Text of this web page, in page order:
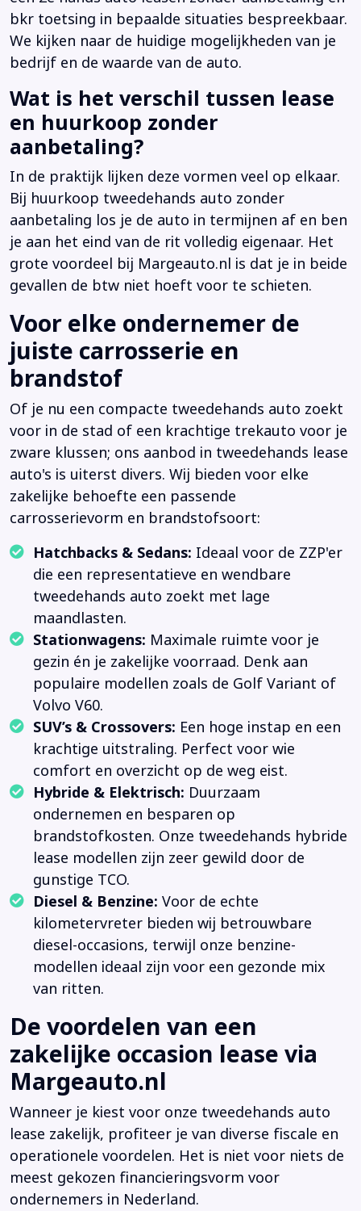
bkr toetsing in bepaalde situaties bespreekbaar.
We kijken naar de huidige mogelijkheden van je
bedrijf en de waarde van de auto.
Wat is het verschil tussen lease
en huurkoop zonder
aanbetaling?
In de praktijk lijken deze vormen veel op elkaar.
Bij huurkoop tweedehands auto zonder
aanbetaling los je de auto in termijnen af en ben
je aan het eind van de rit volledig eigenaar. Het
grote voordeel bij Margeauto.nl is dat je in beide
gevallen de btw niet hoeft voor te schieten.
Voor elke ondernemer de
juiste carrosserie en
brandstof
Of je nu een compacte tweedehands auto zoekt
voor in de stad of een krachtige trekauto voor je
zware klussen; ons aanbod in tweedehands lease
auto's is uiterst divers. Wij bieden voor elke
zakelijke behoefte een passende
carrosserievorm en brandstofsoort:
Hatchbacks & Sedans: Ideaal voor de ZZP'er
die een representatieve en wendbare
tweedehands auto zoekt met lage
maandlasten.
Stationwagens: Maximale ruimte voor je
gezin én je zakelijke voorraad. Denk aan
populaire modellen zoals de Golf Variant of
Volvo V60.
SUV’s & Crossovers: Een hoge instap en een
krachtige uitstraling. Perfect voor wie
comfort en overzicht op de weg eist.
Hybride & Elektrisch: Duurzaam
ondernemen en besparen op
brandstofkosten. Onze tweedehands hybride
lease modellen zijn zeer gewild door de
gunstige TCO.
Diesel & Benzine: Voor de echte
kilometervreter bieden wij betrouwbare
diesel-occasions, terwijl onze benzine-
modellen ideaal zijn voor een gezonde mix
van ritten.
De voordelen van een
zakelijke occasion lease via
Margeauto.nl
Wanneer je kiest voor onze tweedehands auto
lease zakelijk, profiteer je van diverse fiscale en
operationele voordelen. Het is niet voor niets de
meest gekozen financieringsvorm voor
ondernemers in Nederland.